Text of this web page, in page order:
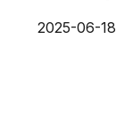
2025-06-18